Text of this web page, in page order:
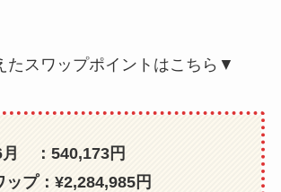
たスワップポイントはこちら▼
月 ：540,173円
ップ：¥2,284,985円